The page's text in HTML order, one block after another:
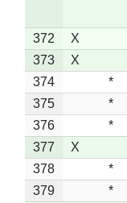
372 X
373
X
374
*
375
*
376
*
377
X
378
*
379
*